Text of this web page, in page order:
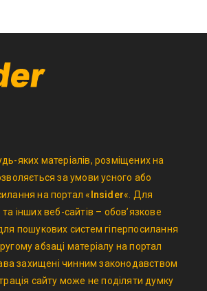
яких матеріалів, розміщених на
за умови усного або
на портал «Insider«. Для
інших веб-сайтів – обов’язкове
пошукових систем гіперпосилання
абзаці матеріалу на портал
захищені чинним законодавством
сайту може не поділяти думку